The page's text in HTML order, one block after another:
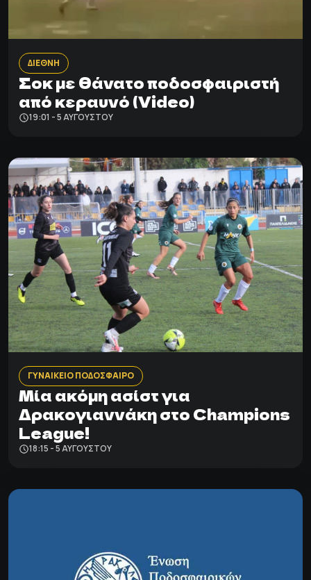
ΔΙΕΘΝΗ
Σοκ με θάνατο ποδοσφαιριστή
από κεραυνό (Video)
19:01 - 5 ΑΥΓΟΎΣΤΟΥ
ΓΥΝΑΙΚΕΙΟ ΠΟΔΟΣΦΑΙΡΟ
Μία ακόμη ασίστ για
Δρακογιαννάκη στο Champions
League!
18:15 - 5 ΑΥΓΟΎΣΤΟΥ